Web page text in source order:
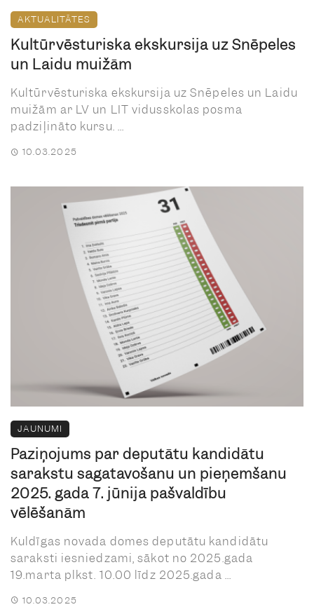
AKTUALITĀTES
Kultūrvēsturiska ekskursija uz Snēpeles
un Laidu muižām
Kultūrvēsturiska ekskursija uz Snēpeles un Laidu
muižām ar LV un LIT vidusskolas posma
padziļināto kursu. ...
10.03.2025
JAUNUMI
Paziņojums par deputātu kandidātu
sarakstu sagatavošanu un pieņemšanu
2025. gada 7. jūnija pašvaldību
vēlēšanām
Kuldīgas novada domes deputātu kandidātu
saraksti iesniedzami, sākot no 2025.gada
19.marta plkst. 10.00 līdz 2025.gada ...
10.03.2025